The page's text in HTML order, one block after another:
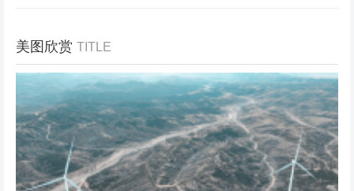
美图欣赏 TITLE